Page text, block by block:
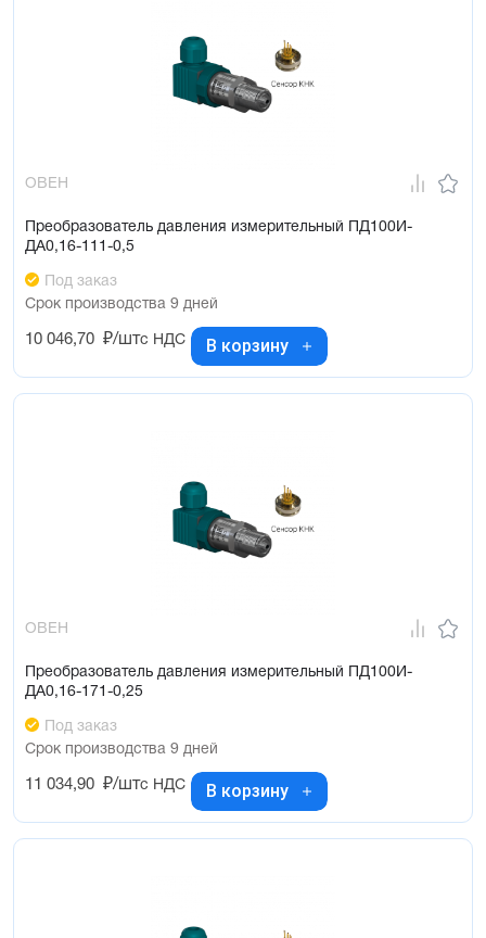
ОВЕН
Преобразователь давления измерительный ПД100И-
ДА0,16-111-0,5
Под заказ
Срок производства 9 дней
10 046,70 ₽/штс НДС В корзину
ОВЕН
Преобразователь давления измерительный ПД100И-
ДА0,16-171-0,25
Под заказ
Срок производства 9 дней
11 034,90 ₽/штс НДС В корзину